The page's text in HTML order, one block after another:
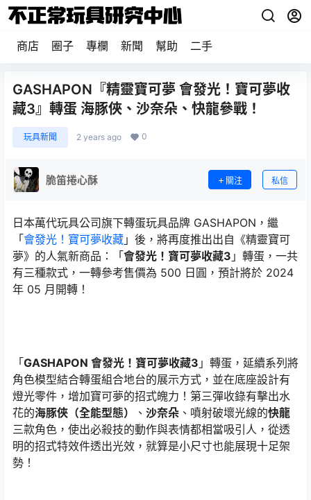
商店 圈子 專欄 新聞 幫助 二手
GASHAPON『精靈寶可夢 會發光！寶可夢收
藏3』轉蛋 海豚俠、沙奈朵、快龍參戰！
玩具新聞 2 years ago 0
脆笛捲心酥 關注 私信
日本萬代玩具公司旗下轉蛋玩具品牌 GASHAPON，繼
「會發光！寶可夢收藏 」後，將再度推出出自《精靈寶可
夢》的人氣新商品：「會發光！寶可夢收藏3 」轉蛋，一共
有三種款式，一轉參考售價為 500 日圓，預計將於 2024
年 05 月開轉！
「GASHAPON 會發光！寶可夢收藏3 」轉蛋，延續系列將
角色模型結合轉蛋組合地台的展示方式，並在底座設計有
燈光零件，增加寶可夢的招式魄力！第三彈收錄有擊出水
花的海豚俠（全能型態） 、 沙奈朵 、噴射破壞光線的快龍
三款角色，使出必殺技的動作與表情都相當吸引人，從透
明的招式特效件透出光效，就算是小尺寸也能展現十足架
勢！